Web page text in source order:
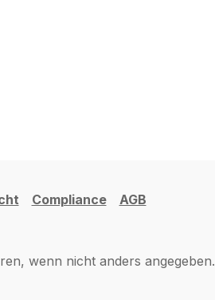
Compliance AGB
wenn nicht anders angegeben.